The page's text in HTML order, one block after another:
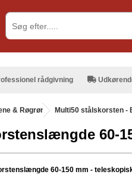
rådgivning
& Røgrør . Multi50 stålskorsten -
60-
60-150 mm -